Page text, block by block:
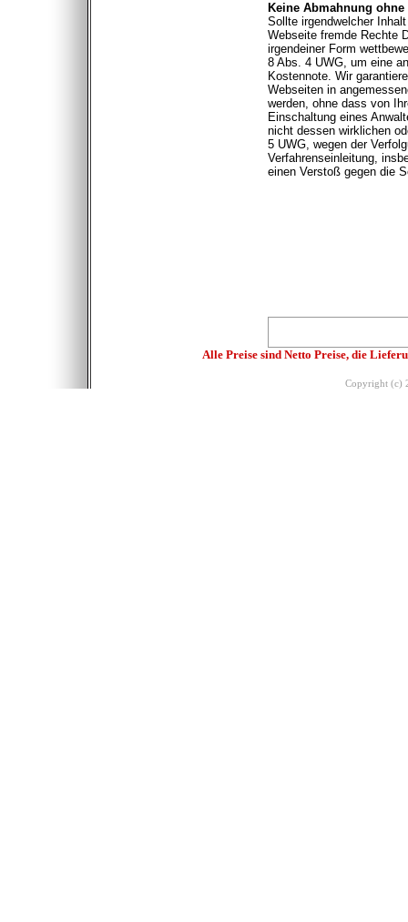
Keine Abmahnung
Sollte irgendwelcher
Webseite fremde Rechte
irgendeiner Form
8 Abs. 4 UWG, um eine
Kostennote. Wir
Webseiten in
werden, ohne dass von
Einschaltung eines
nicht dessen wirklichen
5 UWG, wegen der
Verfahrenseinleitung,
einen Verstoß gegen die
Alle Preise sind Netto Preise, die
Copyright (c)